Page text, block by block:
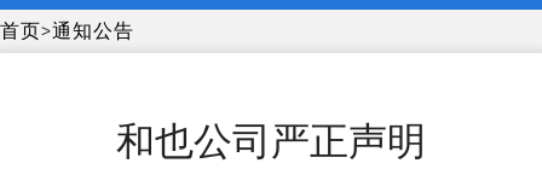
首页>通知公告
和也公司严正声明